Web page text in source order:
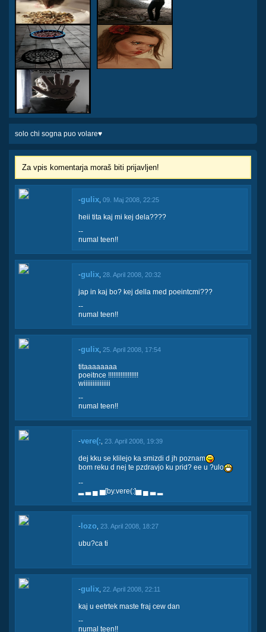
solo chi sogna puo volare♥
Za vpis komentarja moraš biti prijavljen!
-gulix 09. Maj 2008, 22:25
heii tita kaj mi kej dela????
--
numal teen!!
-gulix 28. April 2008, 20:32
jap in kaj bo? kej della med poeintcmi???
--
numal teen!!
-gulix 25. April 2008, 17:54
titaaaaaaaa
poeitnce !!!!!!!!!!!!!!!!!
wiiiiiiiiiiiiiii
--
numal teen!!
-vere(: 23. April 2008, 19:39
dej kku se klilejo ka smizdi d jh poznam
bom reku d nej te pzdravjo ku prid? ee u ?ulo
--
▂ ▃ ▄ ▅[by.vere(:]▅ ▄ ▃ ▂
-lozo 23. April 2008, 18:27
ubu?ca ti
-gulix 22. April 2008, 22:11
kaj u eetrtek maste fraj cew dan
--
numal teen!!